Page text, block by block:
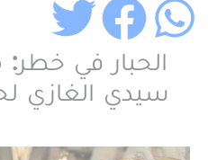
الحبار في
سيدي الغازي